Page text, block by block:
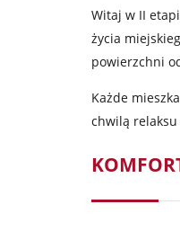
Witaj w II
życia
powierzchni
Każde
chwilą